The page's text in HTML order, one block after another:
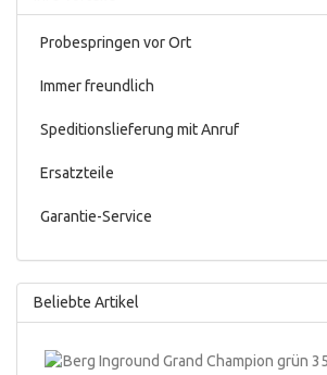
Probespringen vor Ort
Immer freundlich
Speditionslieferung mit Anruf
Ersatzteile
Garantie-Service
Beliebte Artikel